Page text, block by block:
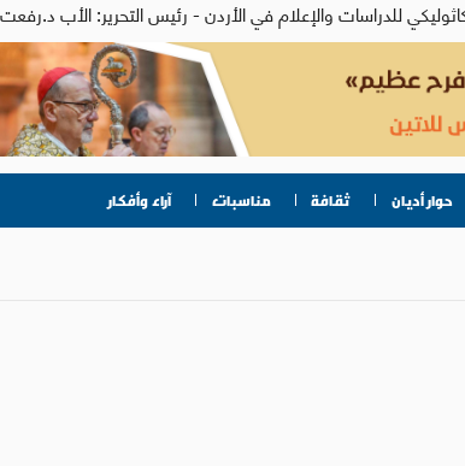
حوار أديان ثقافة مناسبات آراء وأفكار